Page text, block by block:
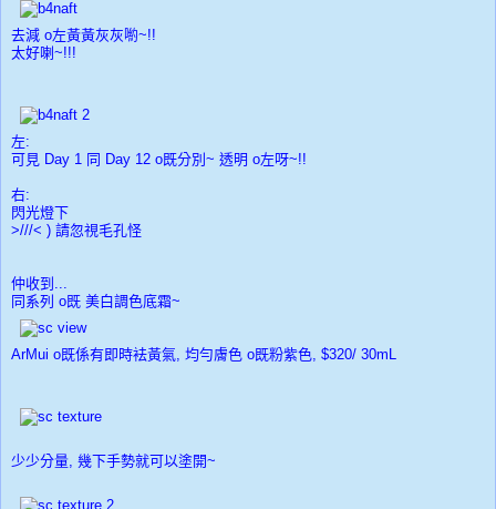
去減 o左黃黃灰灰喲~!!
太好喇~!!!
左:
可見 Day 1 同 Day 12 o既分別~ 透明 o左呀~!!
右:
閃光燈下
>///< ) 請忽視毛孔怪
仲收到...
同系列 o既 美白調色底霜~
ArMui o既係有即時袪黃氣, 均勻膚色 o既粉紫色, $320/ 30mL
少少分量, 幾下手勢就可以塗開~